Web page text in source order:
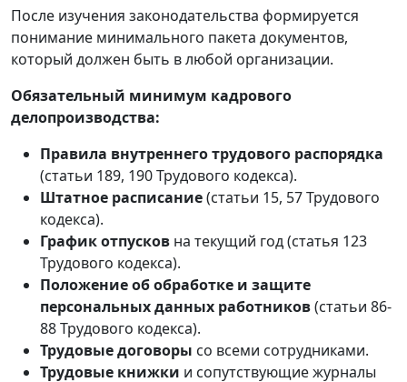
После изучения законодательства формируется
понимание минимального пакета документов,
который должен быть в любой организации.
Обязательный минимум кадрового
делопроизводства:
Правила внутреннего трудового распорядка
(статьи 189, 190 Трудового кодекса).
Штатное расписание(статьи 15, 57 Трудового
кодекса).
График отпусков на текущий год (статья 123
Трудового кодекса).
Положение об обработке и защите
персональных данных работников(статьи 86-
88 Трудового кодекса).
Трудовые договоры со всеми сотрудниками.
Трудовые книжки и сопутствующие журналы